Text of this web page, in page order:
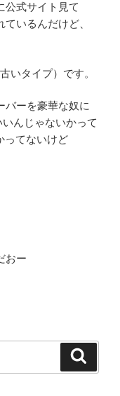
公式サイト見て
いるんだけど、
いタイプ）です。
バーを豪華な奴に
んじゃないかって
ってないけど
おー